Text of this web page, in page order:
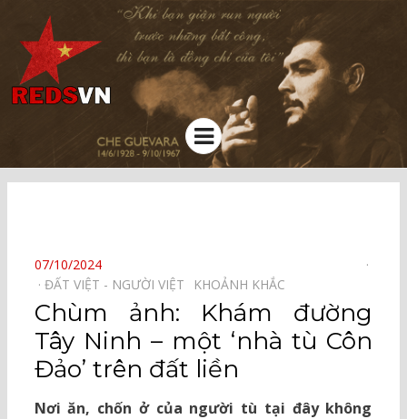
Kênh chia sẻ tri thức cộng đồng
Menu
POSTED
ON
07/10/2024
ĐẤT VIỆT - NGƯỜI VIỆT⠀
KHOẢNH KHẮC⠀
Chùm ảnh: Khám đường
Tây Ninh – một ‘nhà tù Côn
Đảo’ trên đất liền
Nơi ăn, chốn ở của người tù tại đây không